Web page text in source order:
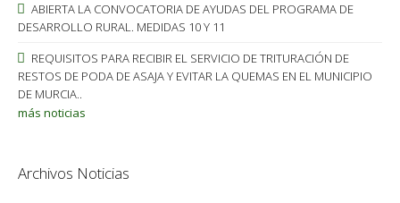
ABIERTA LA CONVOCATORIA DE AYUDAS DEL PROGRAMA DE
DESARROLLO RURAL. MEDIDAS 10 Y 11
REQUISITOS PARA RECIBIR EL SERVICIO DE TRITURACIÓN DE
RESTOS DE PODA DE ASAJA Y EVITAR LA QUEMAS EN EL MUNICIPIO
DE MURCIA..
más noticias
Archivos Noticias